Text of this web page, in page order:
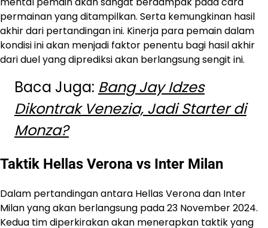
permainan yang ditampilkan. Serta kemungkinan hasil
akhir dari pertandingan ini​. Kinerja para pemain dalam
kondisi ini akan menjadi faktor penentu bagi hasil akhir
dari duel yang diprediksi akan berlangsung sengit ini.
Baca Juga: Bang Jay Idzes
Dikontrak Venezia, Jadi Starter di
Monza?
Taktik Hellas Verona vs Inter Milan
Dalam pertandingan antara Hellas Verona dan Inter
Milan yang akan berlangsung pada 23 November 2024.
Kedua tim diperkirakan akan menerapkan taktik yang